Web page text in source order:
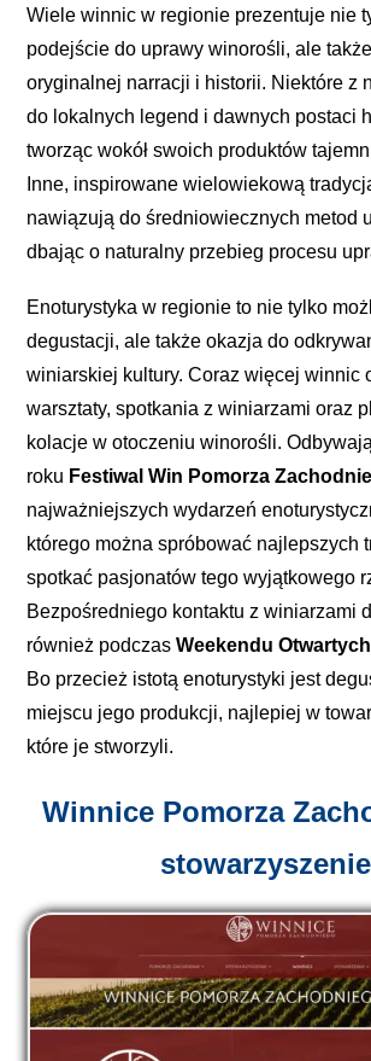
Wiele winnic w regionie prezentuje nie
podejście do uprawy winorośli, ale
oryginalnej narracji i historii. Niektóre z
do lokalnych legend i dawnych postaci
tworząc wokół swoich produktów
Inne, inspirowane wielowiekową
nawiązują do średniowiecznych metod
dbając o naturalny przebieg procesu
Enoturystyka w regionie to nie tylko
degustacji, ale także okazja do
winiarskiej kultury. Coraz więcej winnic
warsztaty, spotkania z winiarzami oraz
kolacje w otoczeniu winorośli.
roku Festiwal Win Pomorza
najważniejszych wydarzeń
którego można spróbować najlepszych
spotkać pasjonatów tego wyjątkowego
Bezpośredniego kontaktu z winiarzami
również podczas Weekendu
Bo przecież istotą enoturystyki jest
miejscu jego produkcji, najlepiej w
które je stworzyli.
Winnice Pomorza
stowarzyszenie